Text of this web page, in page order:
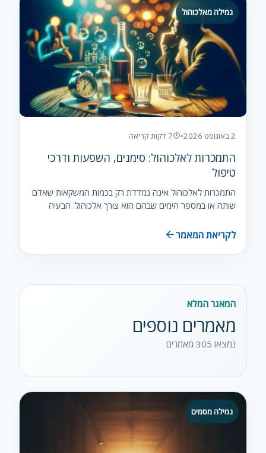
גמילה מאלכוהול
2 באוגוסט 2026 • 7 דקות קריאה
התמכרות לאלכוהול: סימנים, השפעות ודרכי
טיפול
התמכרות לאלכוהול אינה נמדדת רק בכמות המשקאות שאדם
שותה או במספר הימים שבהם הוא צורך אלכוהול. הבעיה
לקריאת המאמר
המאגר המלא
מאמרים נוספים
נמצאו 305 מאמרים
גמילה מסמים